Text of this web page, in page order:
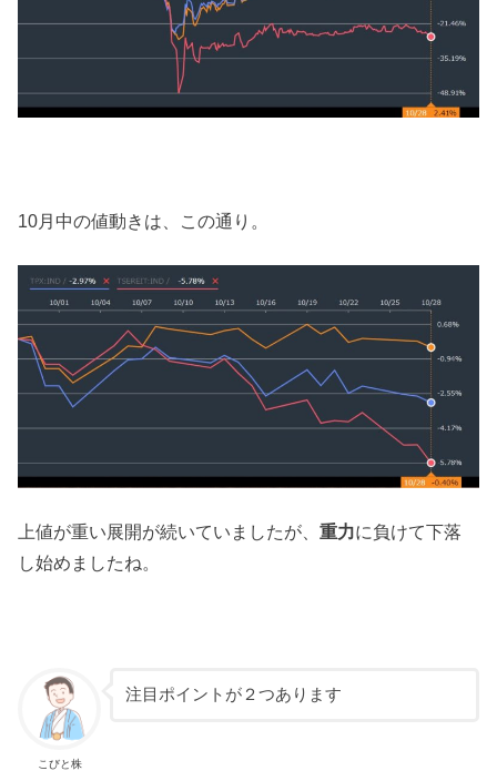
10月中の値動きは、この通り。
上値が重い展開が続いていましたが、重力に負けて下落
し始めましたね。
こびと株
注目ポイントが２つあります